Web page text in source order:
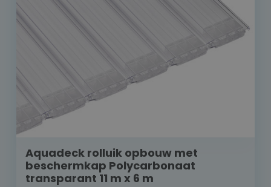
Aquadeck rolluik opbouw met
beschermkap Polycarbonaat
transparant 11 m x 6 m